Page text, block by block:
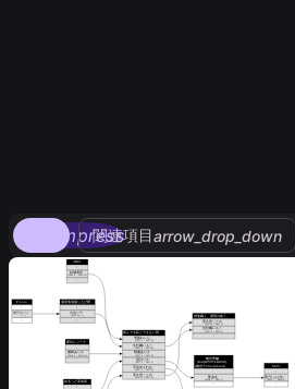
compress
関連項目arrow_drop_down